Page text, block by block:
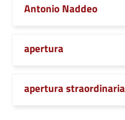
Antonio Naddeo
apertura
apertura straordinaria